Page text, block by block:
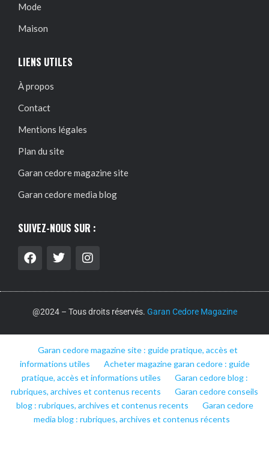
Mode
Maison
LIENS UTILES
À propos
Contact
Mentions légales
Plan du site
Garan cedore magazine site
Garan cedore media blog
SUIVEZ-NOUS SUR :
@2024 – Tous droits réservés. Garan Cedore Magazine
Garan cedore magazine site : guide pratique, accès et
informations utiles
Acheter magazine garan cedore : guide
pratique, accès et informations utiles
Garan cedore blog :
rubriques, archives et contenus recents
Garan cedore conseils
blog : rubriques, archives et contenus recents
Garan cedore
media blog : rubriques, archives et contenus récents